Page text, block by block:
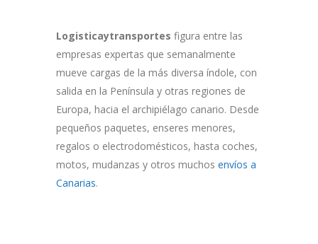
Logisticaytransportes figura entre las
empresas expertas que semanalmente
mueve cargas de la más diversa índole, con
salida en la Península y otras regiones de
Europa, hacia el archipiélago canario. Desde
pequeños paquetes, enseres menores,
regalos o electrodomésticos, hasta coches,
motos, mudanzas y otros muchos envíos a
Canarias.